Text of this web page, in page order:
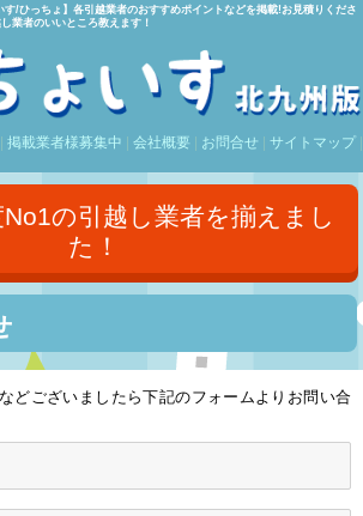
/ひっちょ】各引越業者のおすすめポイントなどを掲載!お見積りくださ
業者のいいところ教えます！
掲載業者様募集中 会社概要 お問合せ サイトマップ
の引越し業者を揃えまし
た！
どございましたら下記のフォームよりお問い合